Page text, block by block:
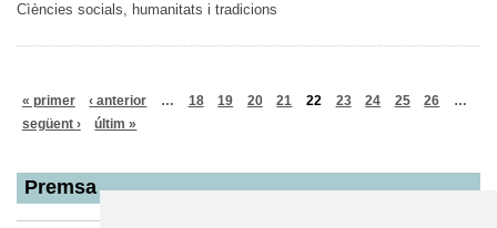
Cìències socials, humanitats i tradicions
« primer ‹ anterior … 18 19 20 21 22 23 24 25 26
…
següent ›
últim »
Premsa